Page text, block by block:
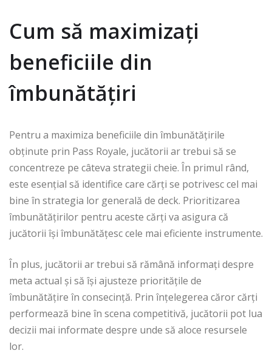
Cum să maximizați
beneficiile din
îmbunătățiri
Pentru a maximiza beneficiile din îmbunătățirile
obținute prin Pass Royale, jucătorii ar trebui să se
concentreze pe câteva strategii cheie. În primul rând,
este esențial să identifice care cărți se potrivesc cel mai
bine în strategia lor generală de deck. Prioritizarea
îmbunătățirilor pentru aceste cărți va asigura că
jucătorii își îmbunătățesc cele mai eficiente instrumente.
În plus, jucătorii ar trebui să rămână informați despre
meta actual și să își ajusteze prioritățile de
îmbunătățire în consecință. Prin înțelegerea căror cărți
performează bine în scena competitivă, jucătorii pot lua
decizii mai informate despre unde să aloce resursele
lor.